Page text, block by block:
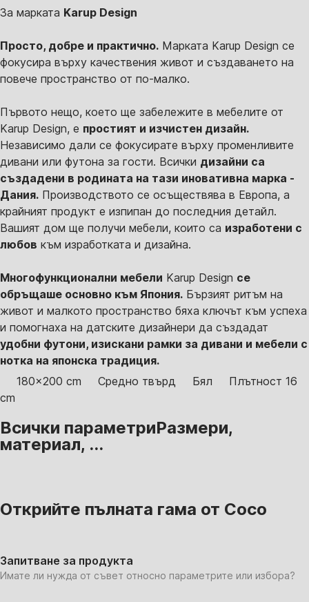
За марката Karup Design
Просто, добре и практично. Марката Karup Design се
фокусира върху качествения живот и създаването на
повече пространство от по-малко.
Първото нещо, което ще забележите в мебелите от
Karup Design, е простият и изчистен дизайн.
Независимо дали се фокусирате върху променливите
дивани или футона за гости. Всички дизайни са
създадени в родината на тази иновативна марка -
Дания. Производството се осъществява в Европа, а
крайният продукт е изпипан до последния детайл.
Вашият дом ще получи мебели, които са изработени с
любов към изработката и дизайна.
Многофункционални мебели Karup Design се
обръщаше основно към Япония. Бързият ритъм на
живот и малкото пространство бяха ключът към успеха
и помогнаха на датските дизайнери да създадат
удобни футони, изискани рамки за дивани и мебели с
нотка на японска традиция.
180x200 cm
Средно твърд Бял
Плътност 16
cm
Всички параметриРазмери,
материал, ...
Открийте пълната гама от Coco
Запитване за продукта
Имате ли нужда от съвет относно параметрите или избора?